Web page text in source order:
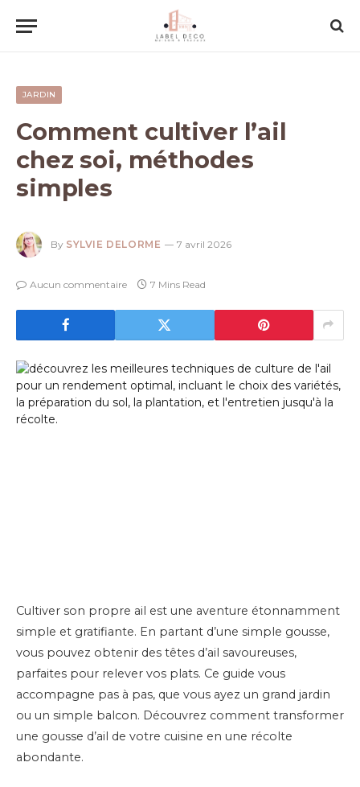
JARDIN
Comment cultiver l’ail
chez soi, méthodes
simples
By SYLVIE DELORME 7 avril 2026
Aucun commentaire 7 Mins Read
Cultiver son propre ail est une aventure étonnamment
simple et gratifiante. En partant d’une simple gousse,
vous pouvez obtenir des têtes d’ail savoureuses,
parfaites pour relever vos plats. Ce guide vous
accompagne pas à pas, que vous ayez un grand jardin
ou un simple balcon. Découvrez comment transformer
une gousse d’ail de votre cuisine en une récolte
abondante.